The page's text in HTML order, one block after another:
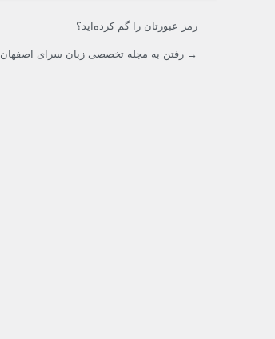
رمز عبورتان را گم کرده‌اید؟
→ رفتن به مجله تخصصی زبان سرای اصفهان